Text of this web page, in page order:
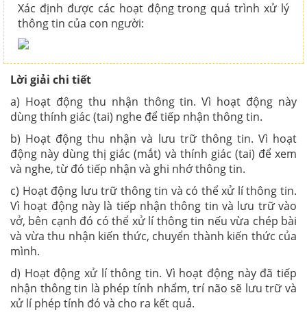
Xác định được các hoạt động trong quá trình xử lý
thông tin của con người:
Lời giải chi tiết
a) Hoạt động thu nhận thông tin. Vì hoạt động này
dùng thính giác (tai) nghe để tiếp nhận thông tin.
b) Hoạt động thu nhận và lưu trữ thông tin. Vì hoạt
động này dùng thị giác (mắt) và thính giác (tai) để xem
và nghe, từ đó tiếp nhận và ghi nhớ thông tin.
c) Hoạt động lưu trữ thông tin và có thể xử lí thông tin.
Vì hoạt động này là tiếp nhận thông tin và lưu trữ vào
vở, bên cạnh đó có thể xử lí thông tin nếu vừa chép bài
và vừa thu nhận kiến thức, chuyển thành kiến thức của
mình.
d) Hoạt động xử lí thông tin. Vì hoạt động này đã tiếp
nhận thông tin là phép tính nhẩm, trí não sẽ lưu trữ và
xử lí phép tính đó và cho ra kết quả.